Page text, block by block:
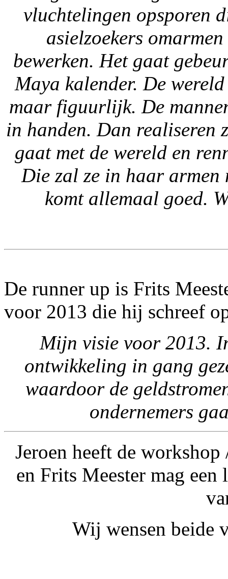
vluchtelingen opsporen
asielzoekers
bewerken. Het gaat
Maya kalender. De
maar figuurlijk. De
in handen. Dan realiseren
gaat met de wereld en
Die zal ze in haar armen
komt allemaal goed.
De runner up is Frits
voor 2013 die hij schreef
Mijn visie voor 2013.
ontwikkeling in gang
waardoor de
ondernemers
Jeroen heeft de
en Frits Meester mag
Wij wensen beide